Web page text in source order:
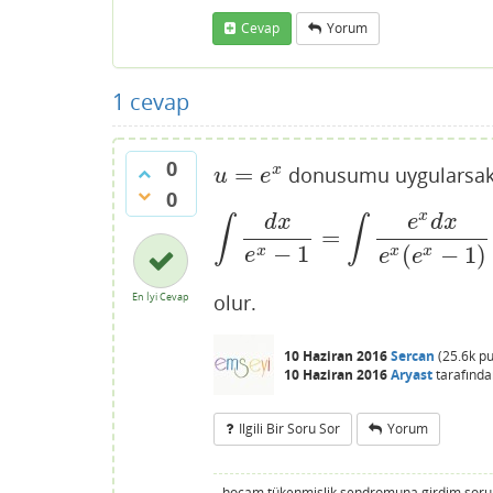
Cevap Yorum
1 cevap
0
0
En İyi Cevap
u = ex
u=ex donusumu
∫ dx
ex − 1
= ∫ ex dx
ex (ex − 1)
∫ xe x−1=∫exdxex(
olur.
10 Haziran 2016Sercan (25.6k
10 Haziran 2016Aryast
Ilgili Bir Soru Sor Yorum